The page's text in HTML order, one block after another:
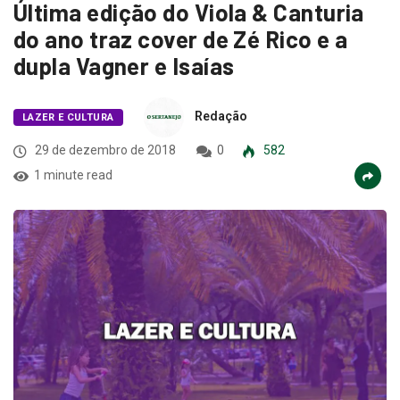
Última edição do Viola & Canturia
do ano traz cover de Zé Rico e a
dupla Vagner e Isaías
LAZER E CULTURA Redação
29 de dezembro de 2018 0
582
1 minute read